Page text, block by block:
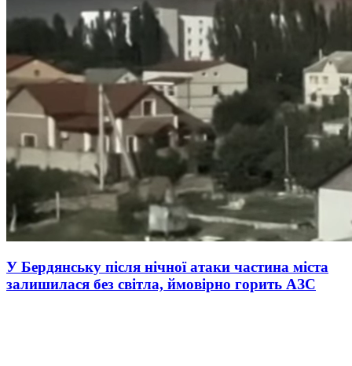
У Бердянську після нічної атаки частина міста
залишилася без світла, ймовірно горить АЗС